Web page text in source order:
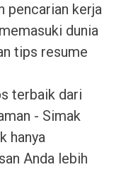
pencarian kerja
dunia
tips resume
terbaik dari
- Simak
hanya
Anda lebih